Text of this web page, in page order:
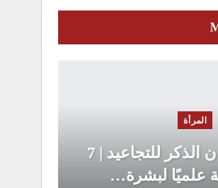
المرأة
فوائد زيت لبان الذكر للتجاعيد | 7
علميًا لبشرة…